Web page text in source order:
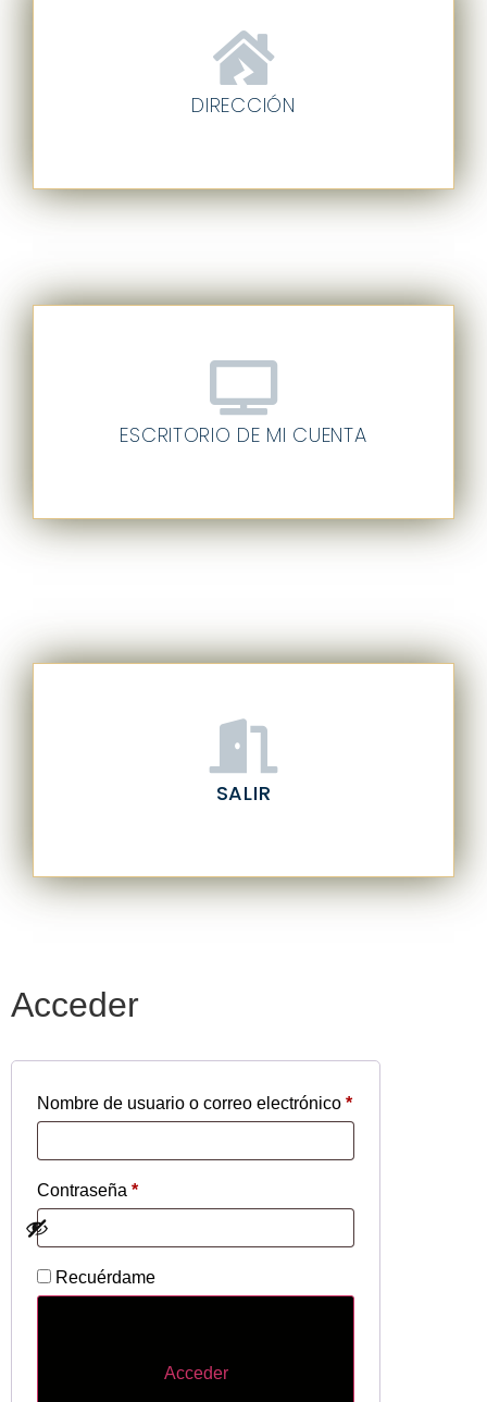
DIRECCIÓN
ESCRITORIO DE MI CUENTA
SALIR
Acceder
Nombre de usuario o correo electrónico *
Contraseña *
Recuérdame
Acceder